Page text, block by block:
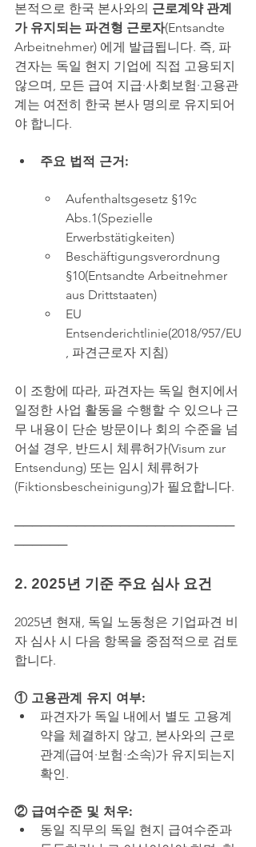
본적으로 한국 본사와의 근로계약 관계
가 유지되는 파견형 근로자(Entsandte
Arbeitnehmer) 에게 발급됩니다. 즉, 파
견자는 독일 현지 기업에 직접 고용되지
않으며, 모든 급여 지급·사회보험·고용관
계는 여전히 한국 본사 명의로 유지되어
야 합니다.
주요 법적 근거:
Aufenthaltsgesetz §19c
Abs.1(Spezielle
Erwerbstätigkeiten)
Beschäftigungsverordnung
§10(Entsandte Arbeitnehmer
aus Drittstaaten)
EU
Entsenderichtlinie(2018/957/EU
, 파견근로자 지침)
이 조항에 따라, 파견자는 독일 현지에서
일정한 사업 활동을 수행할 수 있으나 근
무 내용이 단순 방문이나 회의 수준을 넘
어설 경우, 반드시 체류허가(Visum zur
Entsendung) 또는 임시 체류허가
(Fiktionsbescheinigung)가 필요합니다.
─────────────────────────
──────
2. 2025년 기준 주요 심사 요건
2025년 현재, 독일 노동청은 기업파견 비
자 심사 시 다음 항목을 중점적으로 검토
합니다.
① 고용관계 유지 여부:
파견자가 독일 내에서 별도 고용계
약을 체결하지 않고, 본사와의 근로
관계(급여·보험·소속)가 유지되는지
확인.
② 급여수준 및 처우:
동일 직무의 독일 현지 급여수준과